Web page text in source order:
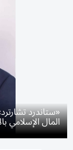
«ستاندرد
المال الإسلامي